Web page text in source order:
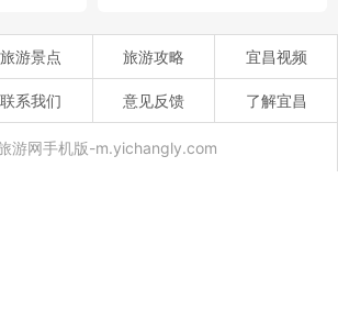
旅游景点 旅游攻略 宜昌视频
联系我们 意见反馈 了解宜昌
游网手机版-m.yichangly.com